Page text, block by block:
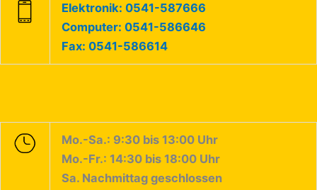
Elektronik: 0541-587666
Computer: 0541-586646
Fax: 0541-586614
Mo.-Sa.: 9:30 bis 13:00 Uhr
Mo.-Fr.: 14:30 bis 18:00 Uhr
Sa. Nachmittag geschlossen